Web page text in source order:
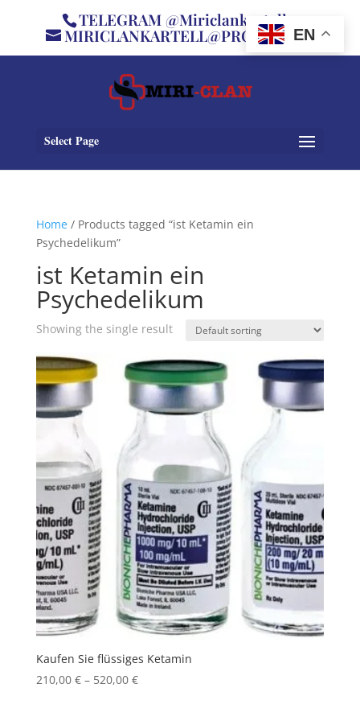
TELEGRAM @Miriclankartell
MIRICLANKARTELL@PROTON.ME
Select Page
Home/ Products tagged “ist Ketamin ein
Psychedelikum”
ist Ketamin ein
Psychedelikum
Showing the single result
Kaufen Sie flüssiges Ketamin
210,00 € – 520,00 €Price
EN